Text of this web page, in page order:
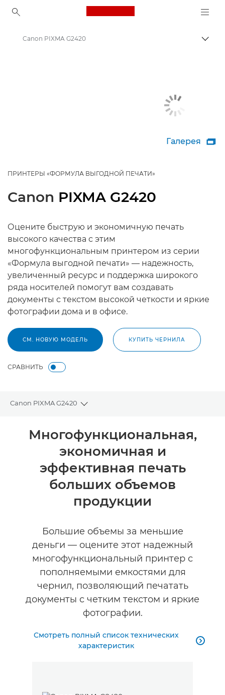
Canon Logo, back to
Canon PIXMA G2420
Галерея 
ПРИНТЕРЫ «ФОРМУЛА ВЫГОДНОЙ ПЕЧАТИ»
Canon PIXMA G2420
Оцените быструю и экономичную печать
высокого качества с этим
многофункциональным принтером из серии
«Формула выгодной печати» — надежность,
увеличенный ресурс и поддержка широкого
ряда носителей помогут вам создавать
документы с текстом высокой четкости и яркие
фотографии дома и в офисе.
СМ. НОВУЮ МОДЕЛЬ КУПИТЬ ЧЕРНИЛА
СРАВНИТЬ
Canon PIXMA G2420
Toggle breadcrumbs
Общая информация
Технические характеристики
КУПИТЬ ЧЕРНИЛА
Многофункциональная,
экономичная и
эффективная печать
больших объемов
продукции
Большие объемы за меньшие
деньги — оцените этот надежный
многофункциональный принтер с
пополняемыми емкостями для
чернил, позволяющий печатать
документы с четким текстом и яркие
фотографии.
Смотреть полный список технических
характеристик
